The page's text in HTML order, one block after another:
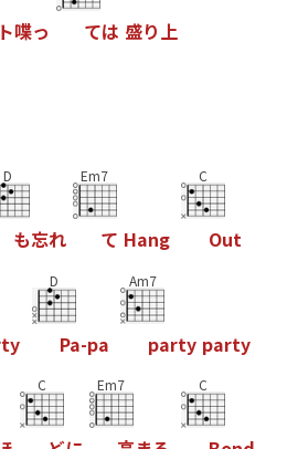
ト喋っ ては 盛り上
D
も忘れ
Em7
て Hang
C
Out
ty
D
Pa-pa
Am7
party party
C Em7 C